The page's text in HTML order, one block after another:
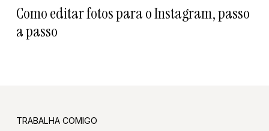
Como editar fotos para o Instagram, passo
a passo
TRABALHA COMIGO